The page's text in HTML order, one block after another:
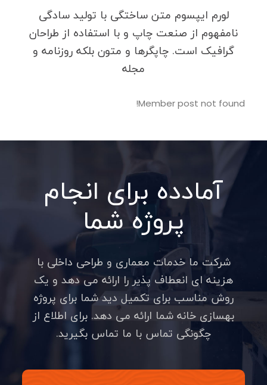
لورم ایپسوم متن ساختگی با تولید سادگی
نامفهوم از صنعت چاپ و با استفاده از طراحان
گرافیک است. چاپگرها و متون بلکه روزنامه و
مجله
Member post not found!
آمادده برای انجام
پروژه شما
شرکت ما خدمات معماری و طراحی داخلی با
هزینه ای انعطاف پذیر را ارائه می دهد و یک
روش مناسب برای تکمیل دید شما برای پروژه
بهسازی خانه شما ارائه می دهد. برای اطلاع از
چگونگی تماس با ما تماس بگیرید.